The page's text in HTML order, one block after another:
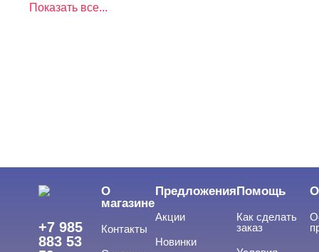
Показать все...
+7 985
883 53
О
магазине
Контакты
Предложения
Акции
Новинки
Помощь
Как сделать
заказ